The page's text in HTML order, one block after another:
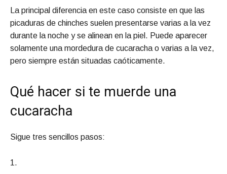
La principal diferencia en este caso consiste en que las
picaduras de chinches suelen presentarse varias a la vez
durante la noche y se alinean en la piel. Puede aparecer
solamente una mordedura de cucaracha o varias a la vez,
pero siempre están situadas caóticamente.
Qué hacer si te muerde una
cucaracha
Sigue tres sencillos pasos:
1.